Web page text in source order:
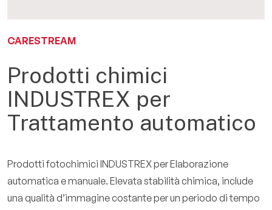
EN
CARESTREAM
Prodotti chimici
INDUSTREX per
Trattamento automatico
Prodotti fotochimici INDUSTREX per Elaborazione
automatica e manuale. Elevata stabilità chimica, include
una qualità d’immagine costante per un periodo di tempo